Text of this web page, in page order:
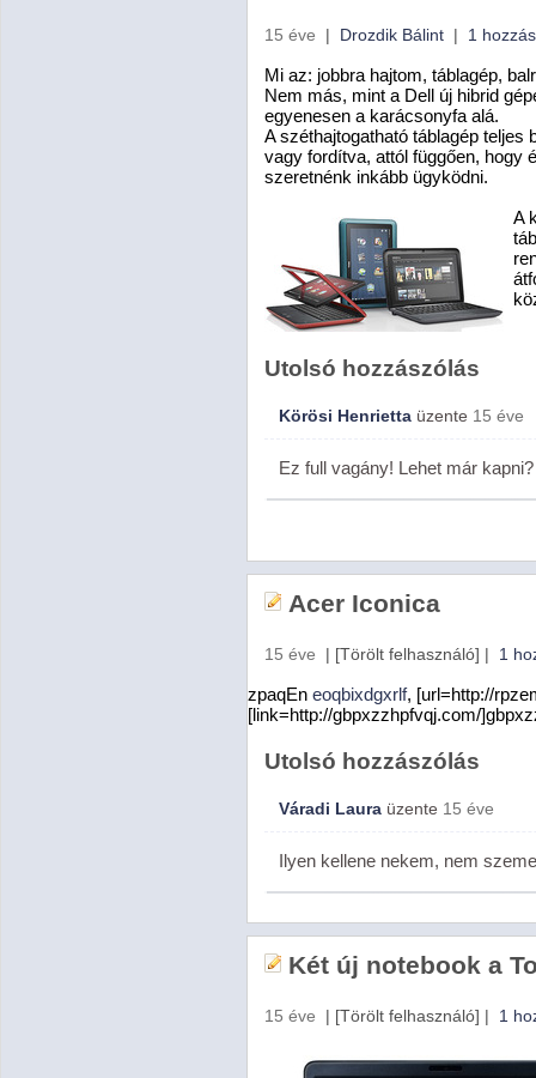
15 éve | Drozdik Bálint | 1
Mi az: jobbra hajtom, táblagép,
Nem más, mint a Dell új hibrid
egyenesen a karácsonyfa alá.
A széthajtogatható táblagép teljes
vagy fordítva, attól függően, hogy
szeretnénk inkább ügyködni.
A
Utolsó hozzászólás
Körösi Henrietta üzente 15 éve
Ez full vagány! Lehet már
Acer Iconica
15 éve | [Törölt felhasználó] | 1
zpaqEn eoqbixdgxrlf, [url=http://
[link=http://gbpxzzhpfvqj.com/
Utolsó hozzászólás
Váradi Laura üzente 15 éve
Ilyen kellene nekem, nem
Két új notebook a
15 éve | [Törölt felhasználó] | 1